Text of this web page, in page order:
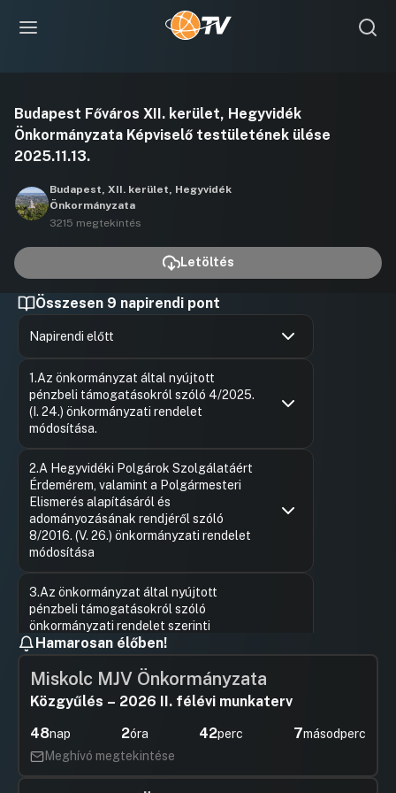
lejátszása
Budapest Főváros XII. kerület, Hegyvidék
Önkormányzata Képviselő testületének ülése
2025.11.13.
Budapest, XII. kerület, Hegyvidék
Önkormányzata
3215 megtekintés
Letöltés
Összesen 9 napirendi pont
Napirendi előtt
1.Az önkormányzat által nyújtott
pénzbeli támogatásokról szóló 4/2025.
(I. 24.) önkormányzati rendelet
módosítása.
2.A Hegyvidéki Polgárok Szolgálatáért
Érdemérem, valamint a Polgármesteri
Elismerés alapításáról és
adományozásának rendjéről szóló
8/2016. (V. 26.) önkormányzati rendelet
módosítása
3.Az önkormányzat által nyújtott
pénzbeli támogatásokról szóló
önkormányzati rendelet szerinti
működési, szakmai fejlődést és
hálózatépítést támogató pályázati kiírás
elfogadása és pénzügyi feltételeinek
biztosítása
4.Javaslat új várakozási övezetek
kijelölésére a XII. kerületben
HozzászólásokUgrás a napirendi pontra
Fekete
5.A Hegyvidéki Sportcsarnok és
Hamarosan élőben!
Miskolc MJV Önkormányzata
Közgyűlés – 2026 II. félévi munkaterv
48nap 2óra 42perc 6másodperc
Meghívó megtekintése